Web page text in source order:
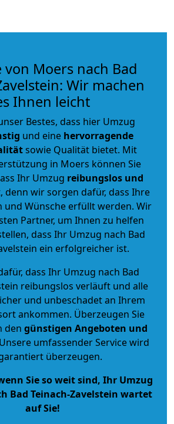
von Moers nach Bad
Wir machen
Ihnen leicht
Bestes, dass hier Umzug
und eine hervorragende
sowie Qualität bietet. Mit
in Moers können Sie
Ihr Umzug reibungslos und
wir sorgen dafür, dass Ihre
Wünsche erfüllt werden. Wir
Partner, um Ihnen zu helfen
dass Ihr Umzug nach Bad
ein erfolgreicher ist.
dass Ihr Umzug nach Bad
reibungslos verläuft und alle
und unbeschadet an Ihrem
ankommen. Überzeugen Sie
den günstigen Angeboten und
Unsere umfassender Service wird
überzeugen.
Sie so weit sind, Ihr Umzug
Bad Teinach-Zavelstein wartet
auf Sie!